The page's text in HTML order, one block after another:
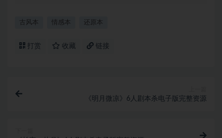
古风本 情感本 还原本
打赏 收藏 链接
《明月微凉》6人剧本杀电子版完整资源